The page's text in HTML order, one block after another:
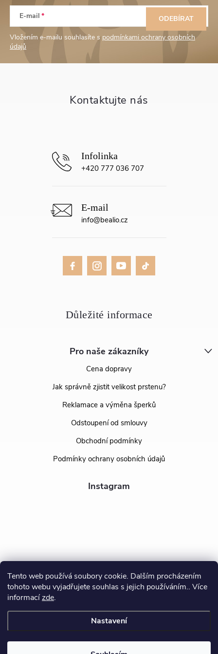
Tento web používá soubory cookie. Dalším procházením
tohoto webu vyjadřujete souhlas s jejich používáním.. Více
informacízde.
Nastavení
p
E-mail
Vložením e-mailu souhlasíte s podmínkami ochrany osobních
údajů
ODEBÍRAT
Pro naše zákazníky
Cena dopravy
Jak správně zjistit velikost prstenu?
Reklamace a výměna šperků
Odstoupení od smlouvy
Obchodní podmínky
Podmínky ochrany osobních údajů
Instagram
Sledovat na Instagramu
info@bealio.cz
+420 777 036 707
BEALIO. Všechna práva vyhrazena.